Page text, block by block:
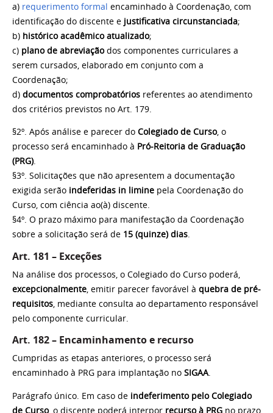
a) requerimento formal encaminhado à Coordenação, com
identificação do discente e justificativa circunstanciada;
b) histórico acadêmico atualizado;
c) plano de abreviaçãodos componentes curriculares a
serem cursados, elaborado em conjunto com a
Coordenação;
d) documentos comprobatórios referentes ao atendimento
dos critérios previstos no Art. 179.
§2º. Após análise e parecer do Colegiado de Curso, o
processo será encaminhado à Pró-Reitoria de Graduação
(PRG).
§3º. Solicitações que não apresentem a documentação
exigida serão indeferidas in limine pela Coordenação do
Curso, com ciência ao(à) discente.
§4º. O prazo máximo para manifestação da Coordenação
sobre a solicitação será de 15 (quinze) dias.
Art. 181 – Exceções
Na análise dos processos, o Colegiado do Curso poderá,
excepcionalmente, emitir parecer favorável à quebra de pré-
requisitos, mediante consulta ao departamento responsável
pelo componente curricular.
Art. 182 – Encaminhamento e recurso
Cumpridas as etapas anteriores, o processo será
encaminhado à PRG para implantação no SIGAA.
Parágrafo único. Em caso de indeferimento pelo Colegiado
de Curso, o discente poderá interpor recurso à PRG no prazo